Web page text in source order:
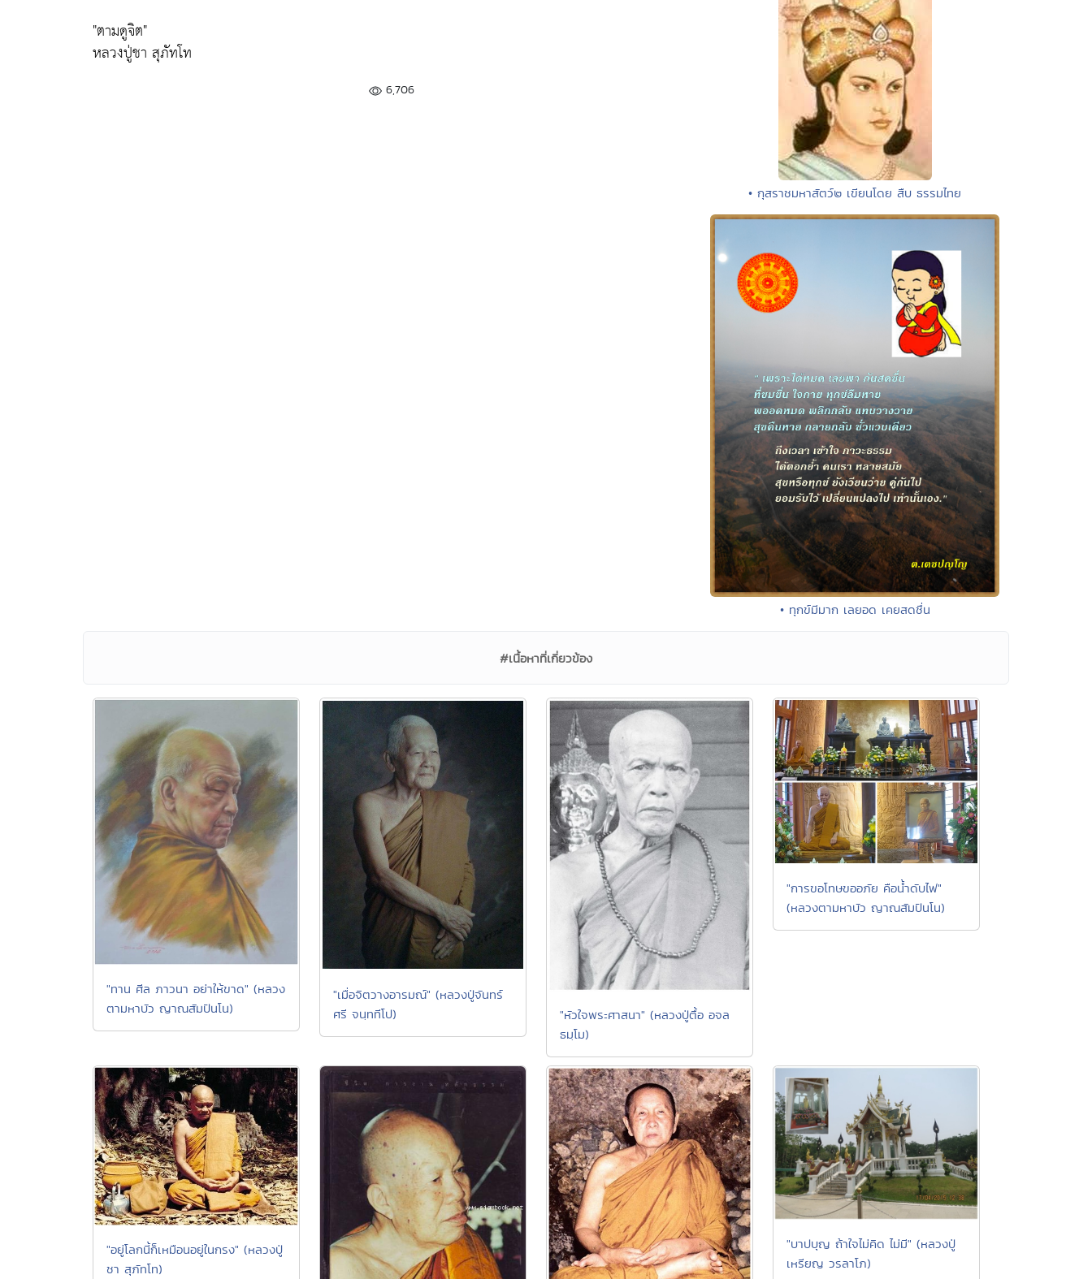
"ตามดูจิต"
หลวงปู่ชา สุภัทโท
6,706
• กุสราชมหาสัตว์๒ เขียนโดย สืบ ธรรมไทย
• ทุกข์มีมาก เลยอด เคยสดชื่น
#เนื้อหาที่เกี่ยวข้อง
"ทาน ศีล ภาวนา อย่าให้ขาด" (หลวง
ตามหาบัว ญาณสัมปันโน)
"เมื่อจิตวางอารมณ์" (หลวงปู่จันทร์
ศรี จนฺททีโป)
"หัวใจพระศาสนา" (หลวงปู่ตื้อ อจล
ธมฺโม)
"การขอโทษขออภัย คือน้ำดับไฟ"
(หลวงตามหาบัว ญาณสัมปันโน)
"อยู่โลกนี้ก็เหมือนอยู่ในกรง" (หลวงปู่
ชา สุภัทโท)
"บาปบุญ ถ้าใจไม่คิด ไม่มี" (หลวงปู่
เหรียญ วรลาโภ)